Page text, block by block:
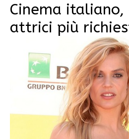
Cinema italiano,
attrici più